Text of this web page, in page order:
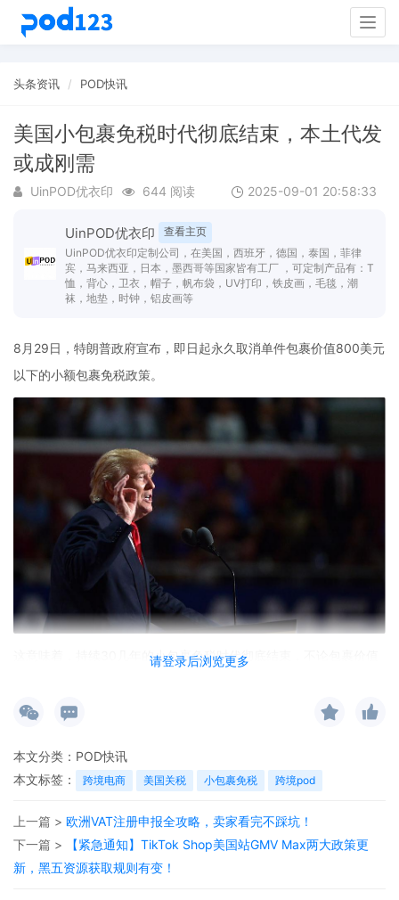
头条资讯 POD快讯
美国小包裹免税时代彻底结束，本土代发
或成刚需
UinPOD优衣印 644 阅读 2025-09-01 20:58:33
UinPOD优衣印
查看主页
UinPOD优衣印定制公司，在美国，西班牙，德国，泰国，菲律
宾，马来西亚，日本，墨西哥等国家皆有工厂 ，可定制产品有：T
恤，背心，卫衣，帽子，帆布袋，UV打印，铁皮画，毛毯，潮
袜，地垫，时钟，铝皮画等
请登录后浏览更多
8月29日，特朗普政府宣布，即日起永久取消单件包裹价值800美元
以下的小额包裹免税政策。
这意味着，持续30几年的小包裹免税时代彻底结束，不论包裹价值
这对于中国跨境卖家来说无疑是灭顶之灾，未来6个月里，中国寄往
本文分类： POD快讯
本文标签：
跨境电商 美国关税 小包裹免税 跨境pod
上一篇 > 欧洲VAT注册申报全攻略，卖家看完不踩坑！
下一篇 >
【紧急通知】TikTok Shop美国站GMV Max两大政策更
新，黑五资源获取规则有变！